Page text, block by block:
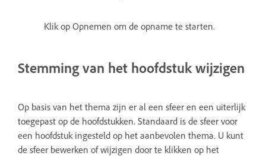
Klik op Opnemen om de opname te starten.
Stemming van het hoofdstuk wijzigen
Op basis van het thema zijn er al een sfeer en een uiterlijk
toegepast op de hoofdstukken. Standaard is de sfeer voor
een hoofdstuk ingesteld op het aanbevolen thema. U kunt
de sfeer bewerken of wijzigen door te klikken op het